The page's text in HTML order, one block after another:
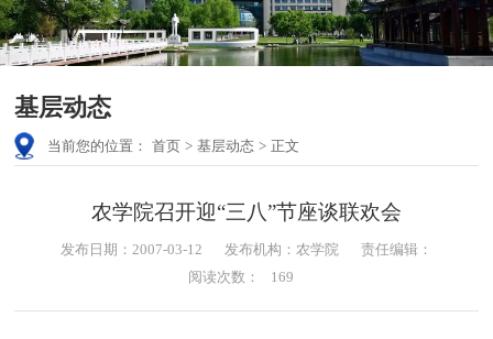
基层动态
当前您的位置： 首页 > 基层动态 > 正文
农学院召开迎“三八”节座谈联欢会
发布日期：2007-03-12 发布机构：农学院
责任编辑：
阅读次数：
169